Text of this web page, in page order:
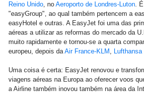
Reino Unido, no Aeroporto de Londres-Luton.
"easyGroup", ao qual também pertencem a
easyHotel e outras. A EasyJet foi uma das
aéreas a utilizar as reformas do mercado da
muito rapidamente e tornou-se a quarta
europeu, depois daAir France-KLM , Lufthansa
Uma coisa é certa: EasyJet renovou e
viagens aéreas na Europa ao oferecer voos
a Airline também inovou também na área da